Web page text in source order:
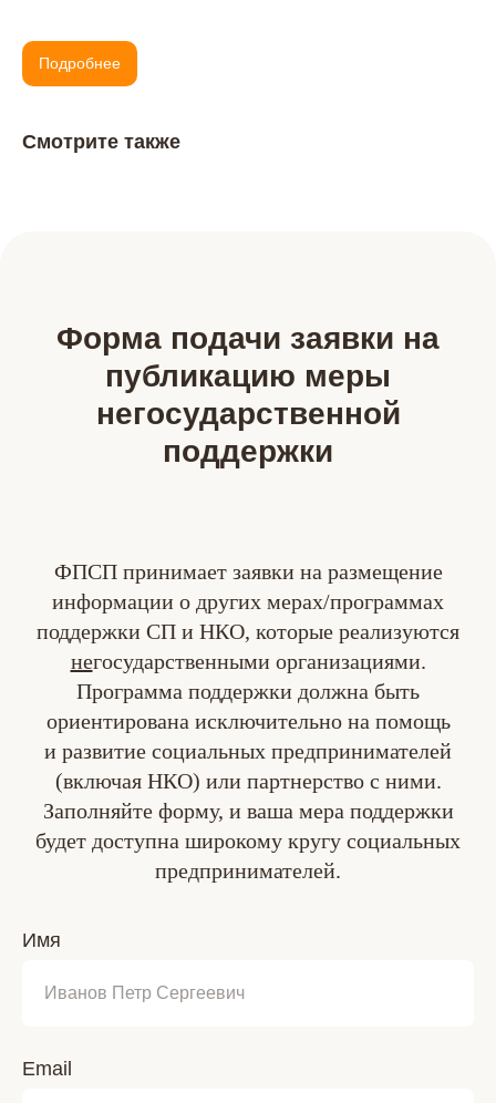
Подробнее
Смотрите также
Форма подачи заявки на
публикацию меры
негосударственной
поддержки
ФПСП принимает заявки на размещение
информации о других мерах/программах
поддержки СП и НКО, которые реализуются
негосударственными организациями.
Программа поддержки должна быть
ориентирована исключительно на помощь
и развитие социальных предпринимателей
(включая НКО) или партнерство с ними.
Заполняйте форму, и ваша мера поддержки
будет доступна широкому кругу социальных
предпринимателей.
Имя
Email